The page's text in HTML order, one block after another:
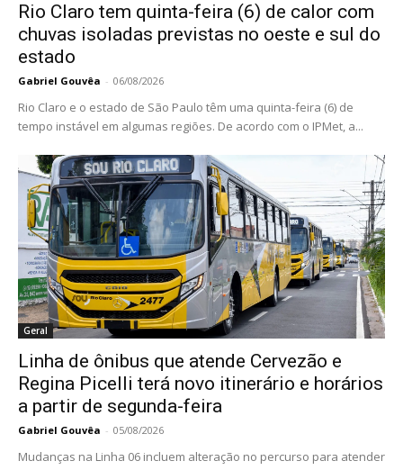
Rio Claro tem quinta-feira (6) de calor com
chuvas isoladas previstas no oeste e sul do
estado
Gabriel Gouvêa - 06/08/2026
Rio Claro e o estado de São Paulo têm uma quinta-feira (6) de
tempo instável em algumas regiões. De acordo com o IPMet, a...
Geral
Linha de ônibus que atende Cervezão e
Regina Picelli terá novo itinerário e horários
a partir de segunda-feira
Gabriel Gouvêa - 05/08/2026
Mudanças na Linha 06 incluem alteração no percurso para atender